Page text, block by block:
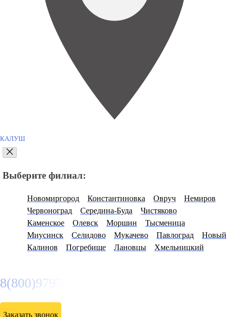
КАЛУШ
Выберите филиал:
Новомиргород Константиновка Овруч
Немиров
Червоноград
Середина-Буда
Чистяково
Каменское
Олевск Моршин
Тысменица
Миусинск
Селидово Мукачево Павлоград
Новый
Калинов
Погребище Лановцы Хмельницкий
8(800)9797043
Заказать звонок